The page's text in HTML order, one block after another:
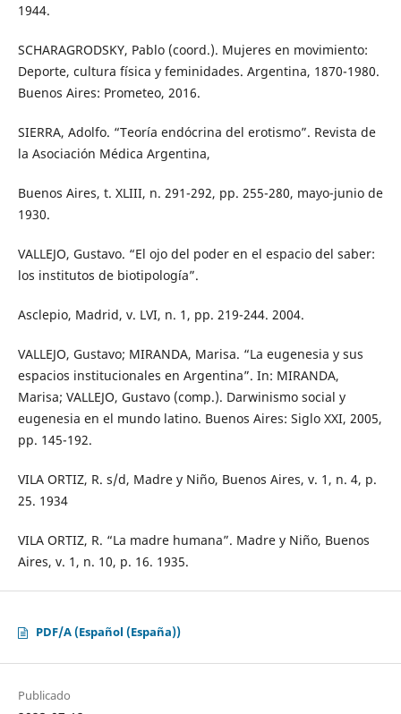
1944.
SCHARAGRODSKY, Pablo (coord.). Mujeres en movimiento:
Deporte, cultura física y feminidades. Argentina, 1870-1980.
Buenos Aires: Prometeo, 2016.
SIERRA, Adolfo. “Teoría endócrina del erotismo”. Revista de
la Asociación Médica Argentina,
Buenos Aires, t. XLIII, n. 291-292, pp. 255-280, mayo-junio de
1930.
VALLEJO, Gustavo. “El ojo del poder en el espacio del saber:
los institutos de biotipología”.
Asclepio, Madrid, v. LVI, n. 1, pp. 219-244. 2004.
VALLEJO, Gustavo; MIRANDA, Marisa. “La eugenesia y sus
espacios institucionales en Argentina”. In: MIRANDA,
Marisa; VALLEJO, Gustavo (comp.). Darwinismo social y
eugenesia en el mundo latino. Buenos Aires: Siglo XXI, 2005,
pp. 145-192.
VILA ORTIZ, R. s/d, Madre y Niño, Buenos Aires, v. 1, n. 4, p.
25. 1934
VILA ORTIZ, R. “La madre humana”. Madre y Niño, Buenos
Aires, v. 1, n. 10, p. 16. 1935.
PDF/A (Español (España))
Publicado